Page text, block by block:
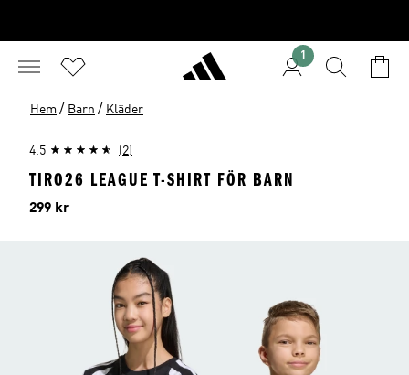
1
Hem / Barn / Kläder
4.5 (2)
TIRO26 LEAGUE T-SHIRT FÖR BARN
Pris
299 kr